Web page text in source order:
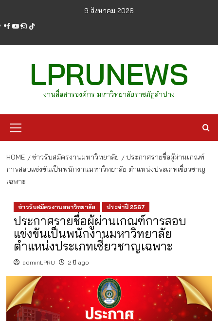
content
9 สิงหาคม 2026
facebook
youtube
instagram
tiktok
LPRUNEWS
งานสื่อสารองค์กร มหาวิทยาลัยราชภัฏลำปาง
Menu
HOME ข่าวรับสมัครงานมหาวิทยาลัย
ประกาศรายชื่อผู้ผ่านเกณฑ์
การสอบแข่งขันเป็นพนักงานมหาวิทยาลัย ตำแหน่งประเภทเชี่ยวชาญ
เฉพาะ
ข่าวรับสมัครงานมหาวิทยาลัย ประจำปี 2567
ประกาศรายชื่อผู้ผ่านเกณฑ์การสอบ
แข่งขันเป็นพนักงานมหาวิทยาลัย
ตำแหน่งประเภทเชี่ยวชาญเฉพาะ
adminLPRU 2 ปี ago